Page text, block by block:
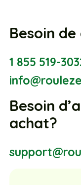
Besoin de
1 855 519-
Besoin
achat?